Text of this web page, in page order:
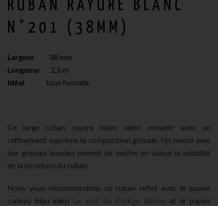
RUBAN RAYURE BLANC
N°201 (38MM)
Largeur 38 mm
Longueur 2,5 m
Idéal tous formats
Ce large ruban rayure blanc vient embellir avec un
raffinement suprême la composition globale. Un nœud avec
des grosses boucles permet de mettre en valeur la subtilité
de la structure du ruban.
Nous vous recommandons ce ruban reflet avec le papier
cadeau bleu klein
et le papier